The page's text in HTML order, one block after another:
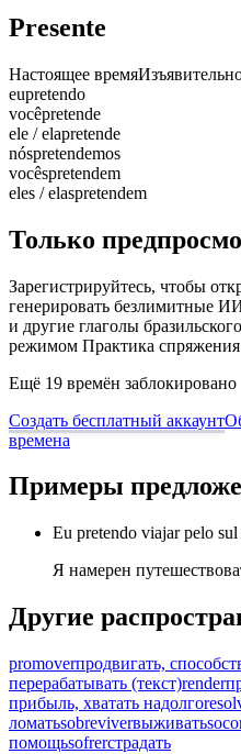
Presente
Настоящее время
eupretendo
vocêpretende
ele / elapretende
nóspretendemos
vocêspretendem
eles / elaspretendem
Только
Зарегистрируйтесь, чтобы
генерировать безлимитные
и другие глаголы
режимом Практика спряжения
Ещё 19 времён заблокировано
Создать бесплатный аккаунт
времена
Примеры
Eu pretendo viajar pelo sul
Я намерен
Другие
promoverпродвигать,
перерабатывать (текст)render
прибыль, хватать надолго
ломатьsobreviverвыживать
помощьsofrerстрадать